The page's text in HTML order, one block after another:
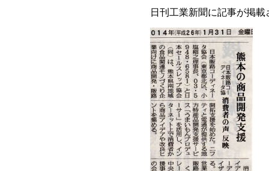
日刊工業新聞に記事が掲載